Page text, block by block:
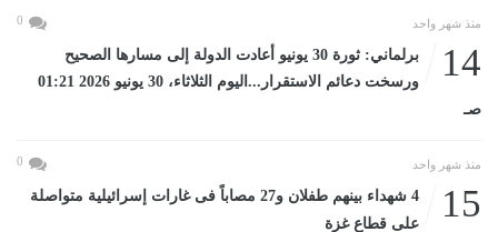
منذ شهر واحد 0
14
برلماني: ثورة 30 يونيو أعادت الدولة إلى مسارها الصحيح
ورسخت دعائم الاستقرار...اليوم الثلاثاء، 30 يونيو 2026 01:21
صـ
منذ شهر واحد 0
15
4 شهداء بينهم طفلان و27 مصاباً فى غارات إسرائيلية متواصلة
على قطاع غزة